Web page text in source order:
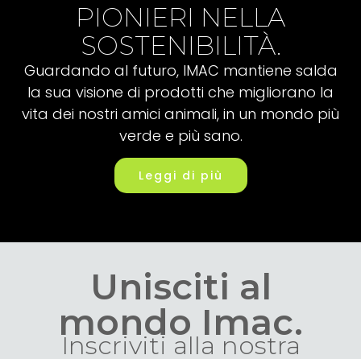
PIONIERI NELLA
SOSTENIBILITÀ.
Guardando al futuro, IMAC mantiene salda
la sua visione di prodotti che migliorano la
vita dei nostri amici animali, in un mondo più
verde e più sano.
Leggi di più
Unisciti al
mondo Imac.
Inscriviti alla nostra